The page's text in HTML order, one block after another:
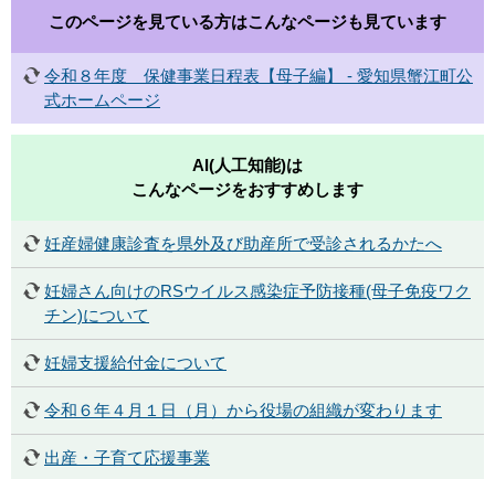
このページを見ている方はこんなページも見ています
令和８年度 保健事業日程表【母子編】 - 愛知県蟹江町公
式ホームページ
AI(人工知能)は
こんなページをおすすめします
妊産婦健康診査を県外及び助産所で受診されるかたへ
妊婦さん向けのRSウイルス感染症予防接種(母子免疫ワク
チン)について
妊婦支援給付金について
令和６年４月１日（月）から役場の組織が変わります
出産・子育て応援事業